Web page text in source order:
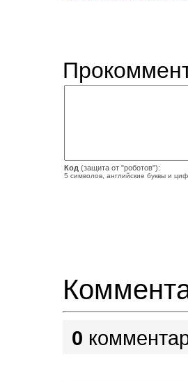
Код (защита от "роботов"):
5 символов, английские буквы и
0